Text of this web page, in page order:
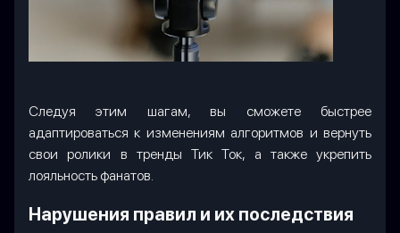
Следуя этим шагам, вы сможете быстрее
адаптироваться к изменениям алгоритмов и вернуть
свои ролики в тренды Тик Ток, а также укрепить
лояльность фанатов.
Нарушения правил и их последствия